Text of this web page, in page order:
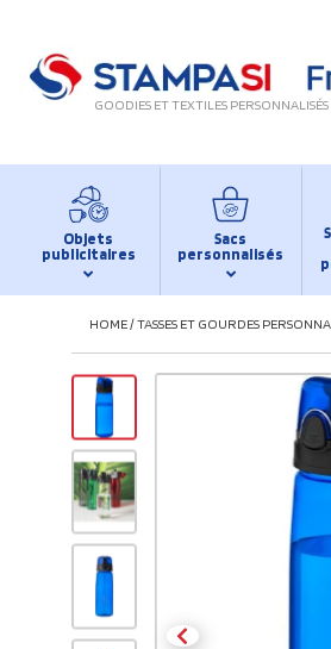
GOODIES ET TEXTILES PERSONNALISÉS
Objets
publicitaires
Sacs
personnalisés
HOME/TASSES ET GOURDES